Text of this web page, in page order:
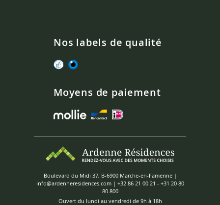
Nos labels de qualité
Moyens de paiement
Boulevard du Midi 37, B-6900 Marche-en-Famenne |
info@ardenneresidences.com| +32 86 21 00 21 - +31 20 80
80 800
Ouvert du lundi au vendredi de 9h à 18h